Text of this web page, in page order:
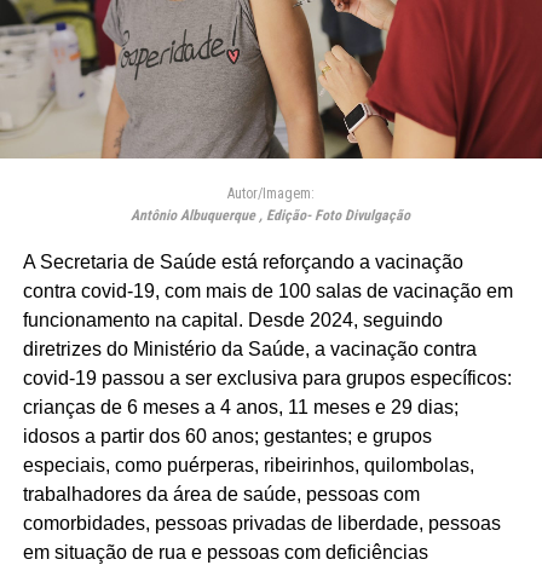
Autor/Imagem:
Antônio Albuquerque , Edição- Foto Divulgação
A Secretaria de Saúde está reforçando a vacinação
contra covid-19, com mais de 100 salas de vacinação em
funcionamento na capital. Desde 2024, seguindo
diretrizes do Ministério da Saúde, a vacinação contra
covid-19 passou a ser exclusiva para grupos específicos:
crianças de 6 meses a 4 anos, 11 meses e 29 dias;
idosos a partir dos 60 anos; gestantes; e grupos
especiais, como puérperas, ribeirinhos, quilombolas,
trabalhadores da área de saúde, pessoas com
comorbidades, pessoas privadas de liberdade, pessoas
em situação de rua e pessoas com deficiências